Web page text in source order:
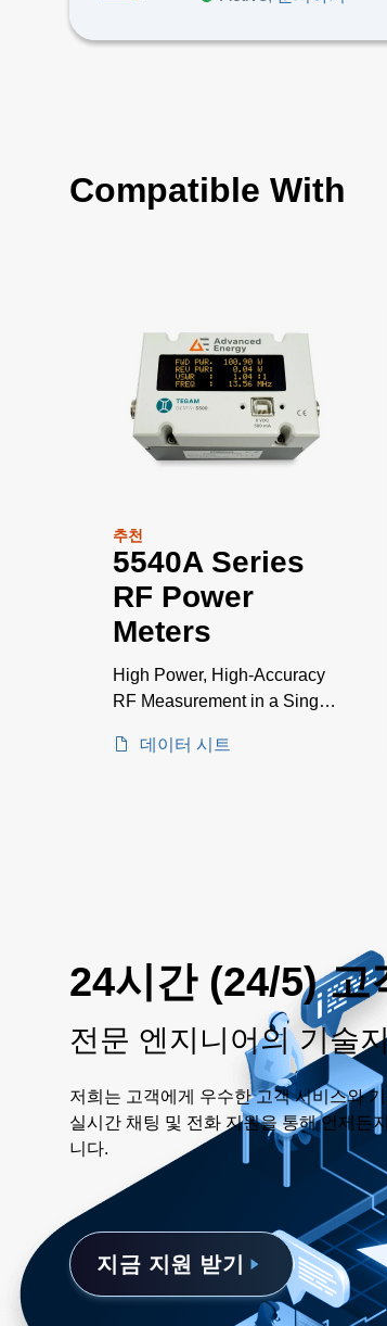
Compatible With
추천
5540A Series
RF Power
Meters
High Power, High-Accuracy
RF Measurement in a Single
데이터 시트
24시간 (24/5) 고
전문 엔지니어의 기술
저희는 고객에게 우수한 고객 서비스와
실시간 채팅 및 전화 지원을 통해 언제든
니다.
지금 지원 받기